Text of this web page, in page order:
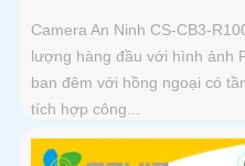
Camera An Ninh CS-CB3-
lượng hàng đầu với hình ảnh
ban đêm với hồng ngoại có
tích hợp công...